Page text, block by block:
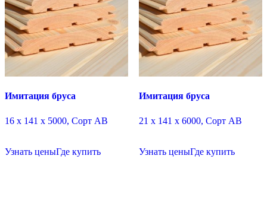
Имитация бруса
16 х 141 х 5000, Сорт АВ
Узнать ценыГде купить
Имитация бруса
21 х 141 х 6000, Сорт АВ
Узнать ценыГде купить